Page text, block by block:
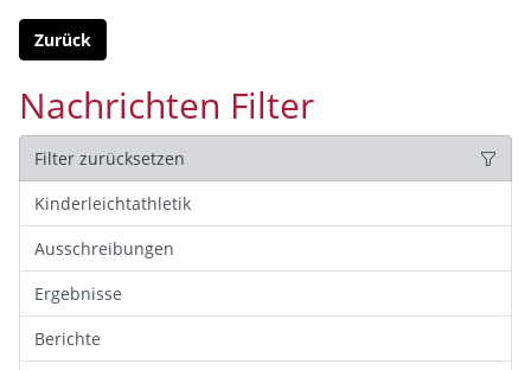
Zurück
Nachrichten Filter
Filter zurücksetzen
Kinderleichtathletik
Ausschreibungen
Ergebnisse
Berichte